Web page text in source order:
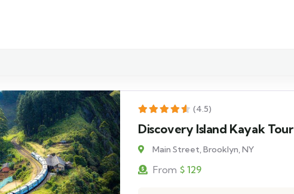
(4.5)
Discovery Island Kayak Tour
Main Street, Brooklyn, NY
From $ 129